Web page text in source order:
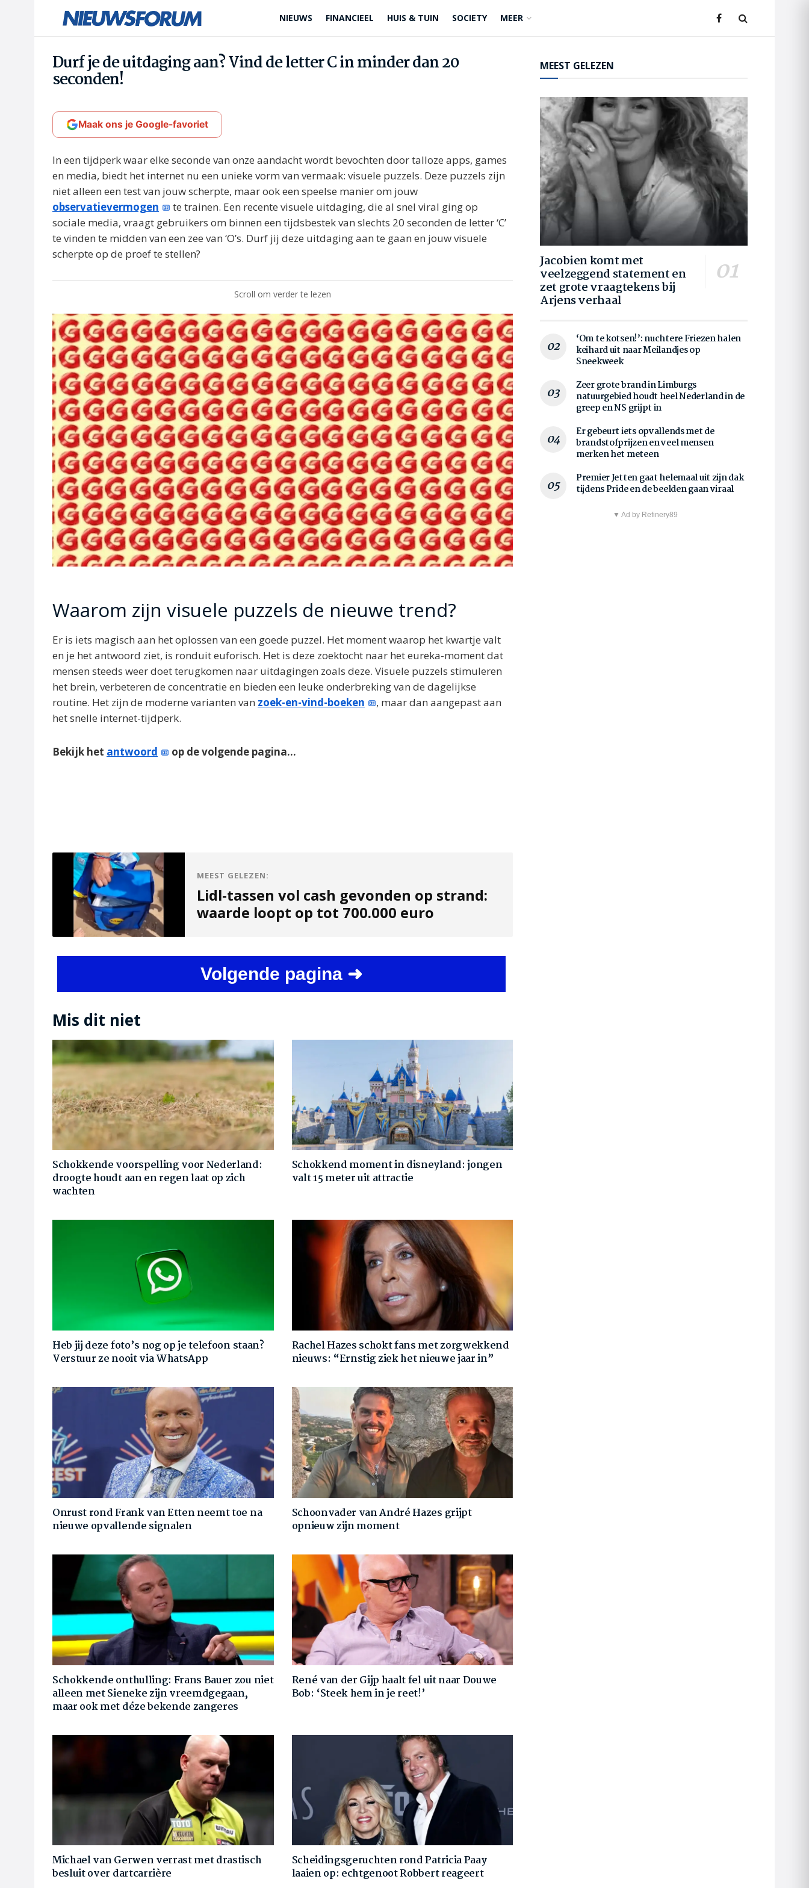
NIEUWS FINANCIEEL HUIS & TUIN SOCIETY MEER
Durf je de uitdaging aan? Vind de letter C in minder dan 20
seconden!
Maak ons je Google-favoriet
In een tijdperk waar elke seconde van onze aandacht wordt bevochten door talloze apps, games
en media, biedt het internet nu een unieke vorm van vermaak: visuele puzzels. Deze puzzels zijn
niet alleen een test van jouw scherpte, maar ook een speelse manier om jouw
observatievermogen
te trainen. Een recente visuele uitdaging, die al snel viral ging op
sociale media, vraagt gebruikers om binnen een tijdsbestek van slechts 20 seconden de letter ‘C’
te vinden te midden van een zee van ‘O’s. Durf jij deze uitdaging aan te gaan en jouw visuele
scherpte op de proef te stellen?
Scroll om verder te lezen
Waarom zijn visuele puzzels de nieuwe trend?
Er is iets magisch aan het oplossen van een goede puzzel. Het moment waarop het kwartje valt
en je het antwoord ziet, is ronduit euforisch. Het is deze zoektocht naar het eureka-moment dat
mensen steeds weer doet terugkomen naar uitdagingen zoals deze. Visuele puzzels stimuleren
het brein, verbeteren de concentratie en bieden een leuke onderbreking van de dagelijkse
routine. Het zijn de moderne varianten van zoek-en-vind-boeken
, maar dan aangepast aan
het snelle internet-tijdperk.
Bekijk het antwoord op de volgende pagina…
MEEST GELEZEN:
Lidl-tassen vol cash gevonden op strand:
waarde loopt op tot 700.000 euro
Volgende pagina ➜
Mis dit niet
Schokkende voorspelling voor Nederland:
droogte houdt aan en regen laat op zich
wachten
Schokkend moment in disneyland: jongen
valt 15 meter uit attractie
Heb jij deze foto’s nog op je telefoon staan?
Verstuur ze nooit via WhatsApp
Rachel Hazes schokt fans met zorgwekkend
nieuws: “Ernstig ziek het nieuwe jaar in”
Onrust rond Frank van Etten neemt toe na
nieuwe opvallende signalen
Schoonvader van André Hazes grijpt
opnieuw zijn moment
Schokkende onthulling: Frans Bauer zou niet
alleen met Sieneke zijn vreemdgegaan,
maar ook met déze bekende zangeres
René van der Gijp haalt fel uit naar Douwe
Bob: ‘Steek hem in je reet!’
Michael van Gerwen verrast met drastisch
besluit over dartcarrière
Scheidingsgeruchten rond Patricia Paay
laaien op: echtgenoot Robbert reageert
MEEST GELEZEN
Jacobien komt met
veelzeggend statement en
zet grote vraagtekens bij
Arjens verhaal
‘Om te kotsen!’: nuchtere Friezen halen
keihard uit naar Meilandjes op
Sneekweek
Zeer grote brand in Limburgs
natuurgebied houdt heel Nederland in de
greep en NS grijpt in
Er gebeurt iets opvallends met de
brandstofprijzen en veel mensen
merken het meteen
Premier Jetten gaat helemaal uit zijn dak
tijdens Pride en de beelden gaan viraal
▼ Ad by Refinery89